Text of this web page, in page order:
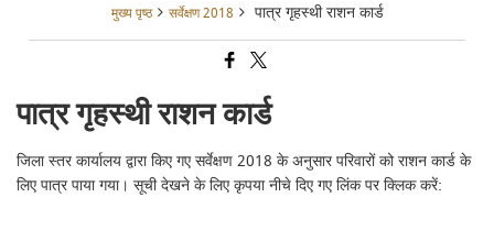
मुख्य पृष्ठ सर्वेक्षण 2018 पात्र गृहस्थी राशन कार्ड
पात्र गृहस्थी राशन कार्ड
जिला स्तर कार्यालय द्वारा किए गए सर्वेक्षण 2018 के अनुसार परिवारों को राशन कार्ड के
लिए पात्र पाया गया। सूची देखने के लिए कृपया नीचे दिए गए लिंक पर क्लिक करें: